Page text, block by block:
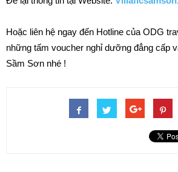
Hoặc liên hệ ngay đến Hotline của ODG
những tấm voucher nghỉ dưỡng đẳng cấp
Sầm Sơn nhé !